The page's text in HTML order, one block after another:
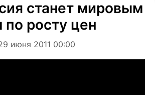
станет мировым
росту цен
июня 2011 00:00